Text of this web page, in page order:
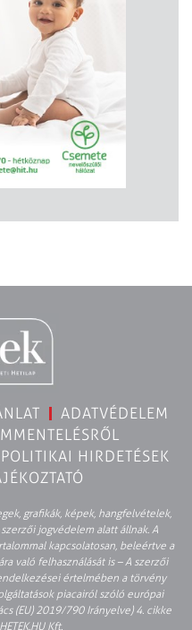
ADATVÉDELEM
POLITIKAI HIRDETÉSEK
grafikák, képek, hangfelvételek,
jogvédelem alatt állnak. A
kapcsolatosan, beleértve a
való felhasználását is – A szerzői
értelmében a törvény
piacairól szóló európai
(EU) 2019/790 Irányelve) 4. cikke
Kft.